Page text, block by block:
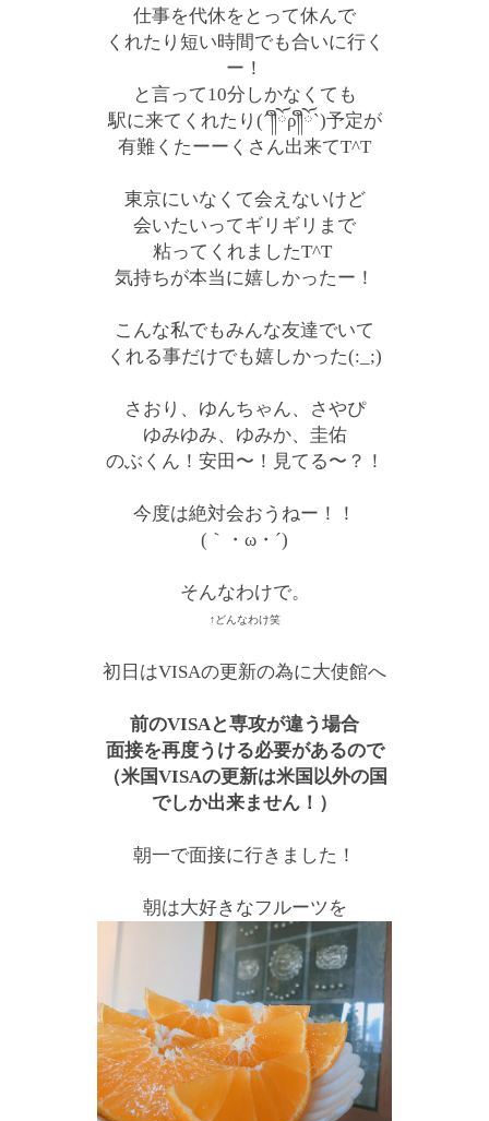
仕事を代休をとって休んで
くれたり短い時間でも合いに行く
ー！
と言って10分しかなくても
駅に来てくれたり(´༎ຶོρ༎ຶོ`)予定が
有難くたーーくさん出来てT^T
東京にいなくて会えないけど
会いたいってギリギリまで
粘ってくれましたT^T
気持ちが本当に嬉しかったー！
こんな私でもみんな友達でいて
くれる事だけでも嬉しかった(:_;)
さおり、ゆんちゃん、さやぴ
ゆみゆみ、ゆみか、圭佑
のぶくん！安田〜！見てる〜？！
今度は絶対会おうねー！！
(｀・ω・´)
そんなわけで。
↑どんなわけ笑
初日はVISAの更新の為に大使館へ
前のVISAと専攻が違う場合
面接を再度うける必要があるので
（米国VISAの更新は米国以外の国
でしか出来ません！）
朝一で面接に行きました！
朝は大好きなフルーツを